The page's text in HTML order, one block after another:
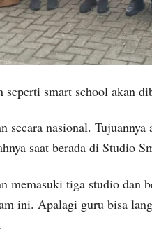
seperti smart school akan
secara nasional.
saat berada di Studio
memasuki tiga studio
ini. Apalagi guru bisa